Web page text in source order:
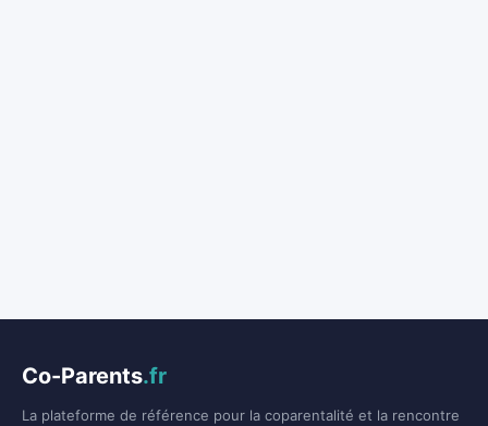
Co-Parents.fr
La plateforme de référence pour la coparentalité et la rencontre